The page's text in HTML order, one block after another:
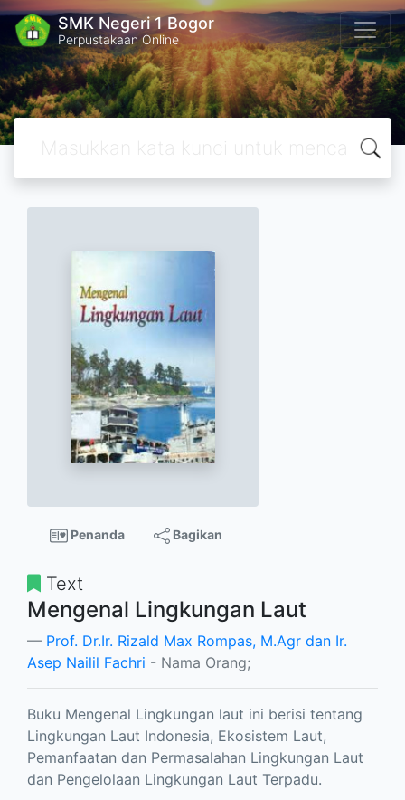
SMK Negeri 1 Bogor
Perpustakaan Online
Penanda Bagikan
Text
Mengenal Lingkungan Laut
Prof. Dr.Ir. Rizald Max Rompas, M.Agr dan Ir.
Asep Nailil Fachri - Nama Orang;
Buku Mengenal Lingkungan laut ini berisi tentang
Lingkungan Laut Indonesia, Ekosistem Laut,
Pemanfaatan dan Permasalahan Lingkungan Laut
dan Pengelolaan Lingkungan Laut Terpadu.